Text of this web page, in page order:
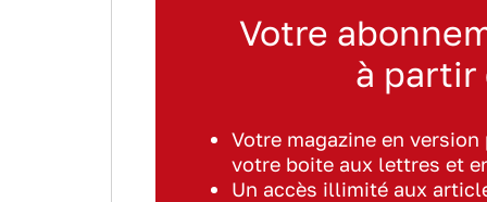
Votre
à partir
Votre magazine en
votre boite aux lettres et
Un accès illimité aux